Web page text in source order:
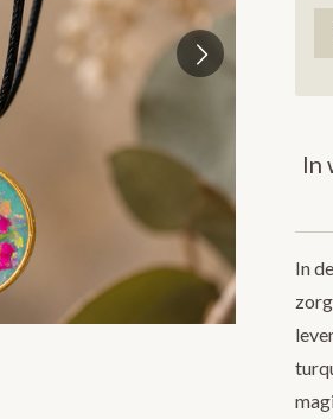
In
In